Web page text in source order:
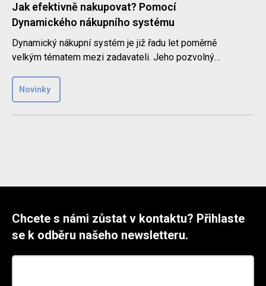
Jak efektivně nakupovat? Pomocí
Dynamického nákupního systému
Dynamický nákupní systém je již řadu let poměrně
velkým tématem mezi zadavateli. Jeho pozvolný
Novinky
Chcete s námi zůstat v kontaktu? Přihlaste
se k odběru našeho newsletteru.